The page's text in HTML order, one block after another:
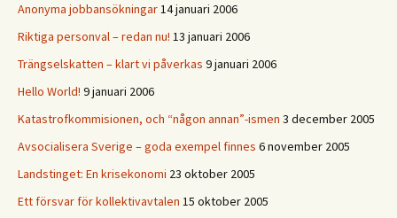
Anonyma jobbansökningar14 januari 2006
Riktiga personval – redan nu! 13 januari 2006
Trängselskatten – klart vi påverkas 9 januari 2006
Hello World! 9 januari 2006
Katastrofkommisionen, och “någon annan”-ismen 3 december 2005
Avsocialisera Sverige – goda exempel finnes 6 november 2005
Landstinget: En krisekonomi 23 oktober 2005
Ett försvar för kollektivavtalen 15 oktober 2005